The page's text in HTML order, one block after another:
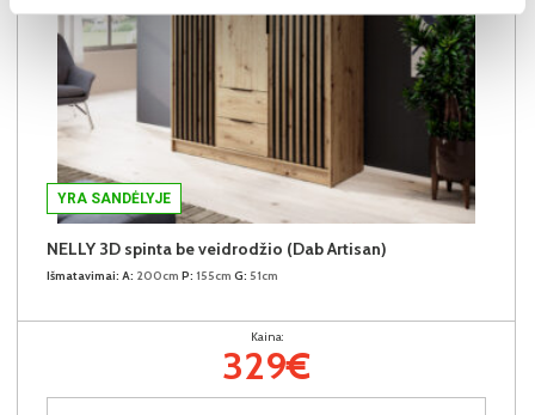
YRA SANDĖLYJE
NELLY 3D spinta be veidrodžio (Dab Artisan)
Išmatavimai: A: 200cm P: 155cm G: 51cm
Kaina:
329€